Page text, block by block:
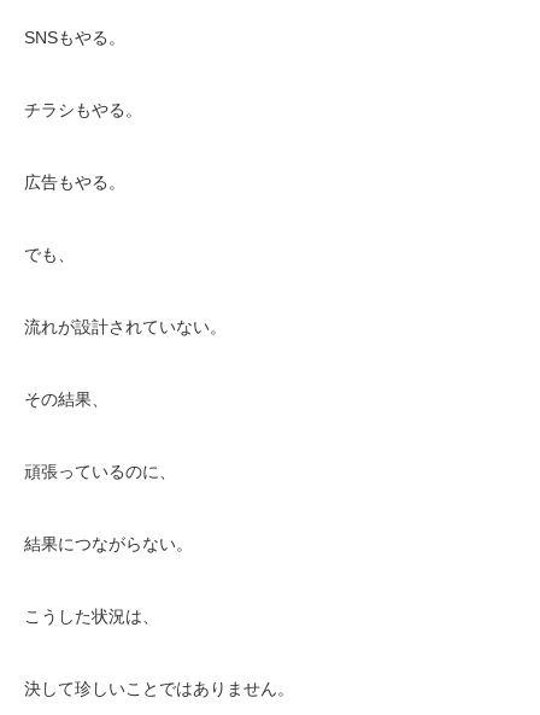
SNSもやる。
チラシもやる。
広告もやる。
でも、
流れが設計されていない。
その結果、
頑張っているのに、
結果につながらない。
こうした状況は、
決して珍しいことではありません。